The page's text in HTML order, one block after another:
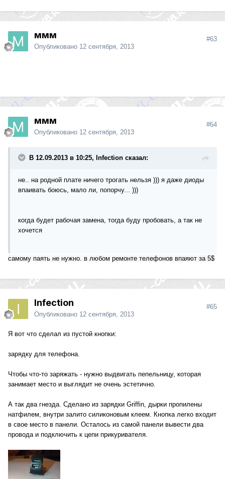
ммм
Опубликовано 12 сентября, 2013
#63
ммм
Опубликовано 12 сентября, 2013
#64
В 12.09.2013 в 10:25, Infection сказал:
не.. на родной плате ничего трогать нельзя ))) я даже диоды
впаивать боюсь, мало ли, попорчу... )))
когда будет рабочая замена, тогда буду пробовать, а так не
хочется
cамому паять не нужно. в любом ремонте телефонов впаяют за 5$
Infection
Опубликовано 12 сентября, 2013
#65
Я вот что сделал из пустой кнопки:
зарядку для телефона.
Чтобы что-то заряжать - нужно выдвигать пепельницу, которая
занимает место и выглядит не очень эстетично.
А так два гнезда. Сделано из зарядки Griffin, дырки пропилены
натфилем, внутри залито силиконовым клеем. Кнопка легко входит
в свое место в панели. Осталось из самой панели вывести два
провода и подключить к цепи прикуривателя.